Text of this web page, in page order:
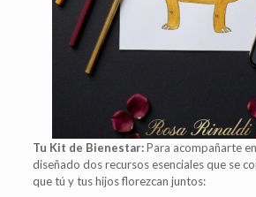
Tu Kit de Bienestar:Para acompañarte
diseñado dos recursos esenciales que se
que tú y tus hijos florezcan juntos: